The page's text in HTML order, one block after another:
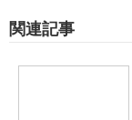
関連記事